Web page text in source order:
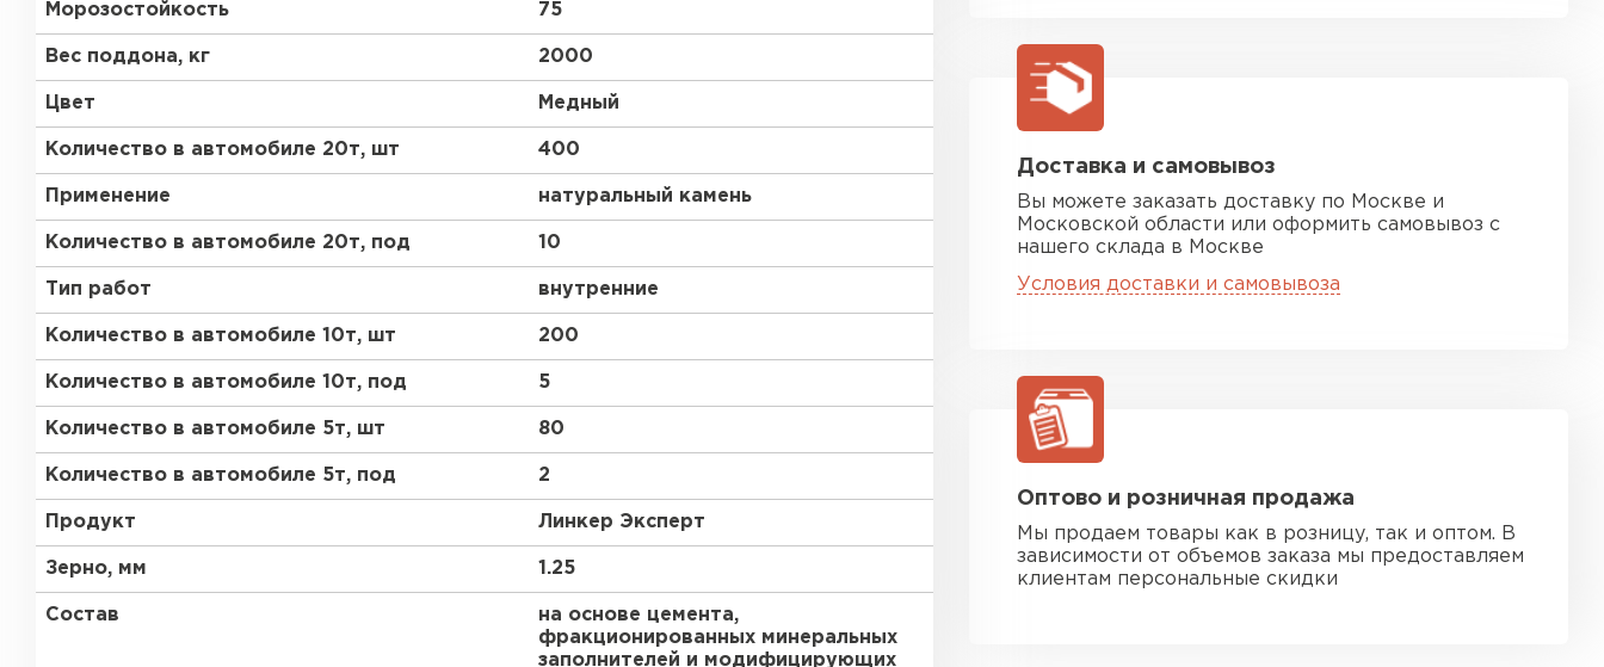
Морозостойкость 75
Вес поддона, кг 2000
Цвет Медный
Количество в автомобиле 20т, шт 400
Применение натуральный камень
Количество в автомобиле 20т, под 10
Тип работ внутренние
Количество в автомобиле 10т, шт 200
Количество в автомобиле 10т, под 5
Количество в автомобиле 5т, шт 80
Количество в автомобиле 5т, под 2
Продукт Линкер Эксперт
Зерно, мм 1.25
Состав
на основе цемента,
фракционированных минеральных
заполнителей и модифицирующих
Доставка и самовывоз
Вы можете заказать доставку по Москве и
Московской области или оформить самовывоз с
нашего склада в Москве
Условия доставки и самовывоза
Оптово и розничная продажа
Мы продаем товары как в розницу, так и оптом. В
зависимости от объемов заказа мы предоставляем
клиентам персональные скидки
Газобетон Белорусский SLS
Газобетон Белорусский (БЦК)
Газобетон Забудова